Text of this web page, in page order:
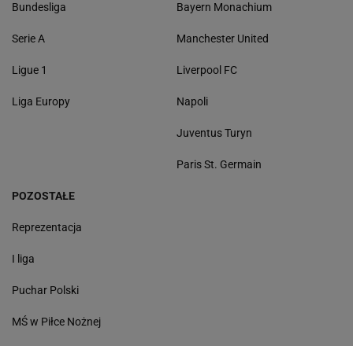
Bundesliga
Serie A
Ligue 1
Liga Europy
Bayern Monachium
Manchester United
Liverpool FC
Napoli
Juventus Turyn
Paris St. Germain
POZOSTAŁE
Reprezentacja
I liga
Puchar Polski
MŚ w Piłce Nożnej